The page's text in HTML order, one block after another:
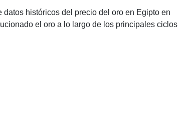
históricos del precio del oro en Egipto en
el oro a lo largo de los principales ciclos